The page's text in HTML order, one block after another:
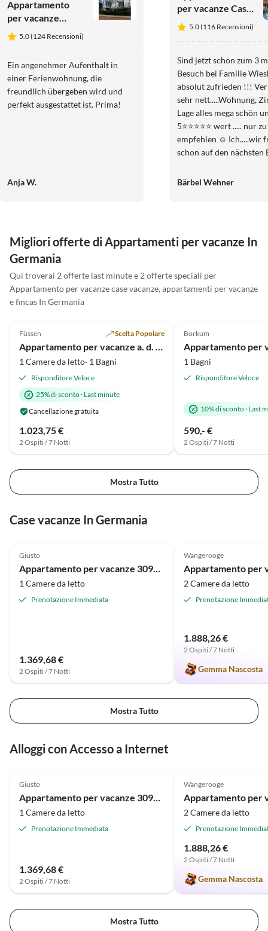
Appartamento
per vacanze
Möwennest
5.0 (124 Recensioni)
Ein angenehmer Aufenthalt in
einer Ferienwohnung, die
freundlich übergeben wird und
perfekt ausgestattet ist. Prima!
Anja W.
per vacanze Casa
per ospiti e
appartamenti
5.0 (116 Recensioni)
Sind jetzt schon zum 3
Besuch bei Familie
absolut zufrieden !!! Vermieter
sehr nett.....Wohnung,
Lage alles mega schön
5⭐️⭐️⭐️⭐️⭐️ wert ..... nur zu
empfehlen ☺️ Ich.....wir
schon auf den nächsten
Bärbel Wehner
Migliori offerte di Appartamenti per vacanze In
Germania
Qui troverai 2 offerte last minute e 2 offerte speciali per
Appartamento per vacanze case vacanze, appartamenti per vacanze
e fincas In Germania
Füssen Scelta Popolare
1 Camere da letto· 1 Bagni
Risponditore Veloce
25% di sconto· Last minute
Cancellazione gratuita
1.023,75 €
2 Ospiti / 7 Notti
Borkum
1 Bagni
Risponditore Veloce
10% di sconto· Last
590,- €
2 Ospiti / 7 Notti
Mostra Tutto
Case vacanze In Germania
Giusto
Appartamento per vacanze 3090001 Appartamento Ankerspill
1 Camere da letto
Prenotazione Immediata
1.369,68 €
2 Ospiti / 7 Notti
Wangerooge
2 Camere da letto
Prenotazione
1.888,26 €
2 Ospiti / 7 Notti
Gemma Nascosta
Mostra Tutto
Alloggi con Accesso a Internet
Giusto
Appartamento per vacanze 3090001 Appartamento Ankerspill
1 Camere da letto
Prenotazione Immediata
1.369,68 €
2 Ospiti / 7 Notti
Wangerooge
2 Camere da letto
Prenotazione
1.888,26 €
2 Ospiti / 7 Notti
Gemma Nascosta
Mostra Tutto